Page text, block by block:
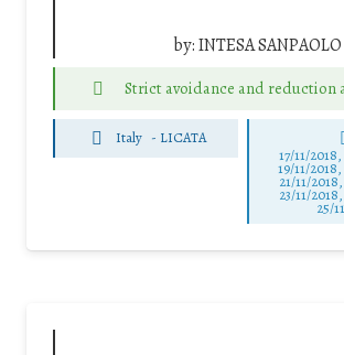
by:INTESA SANPAOLO
Strict avoidance and reduction
Italy - LICATA
17/11/
19/11/
21/11/
23/11/
25/